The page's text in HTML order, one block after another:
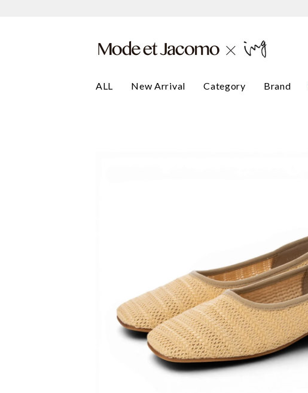
ALL New Arrival Category Brand